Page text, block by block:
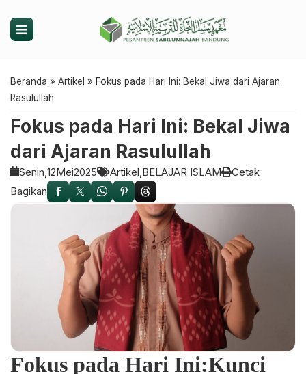
Beranda » Artikel » Fokus pada Hari Ini: Bekal Jiwa dari Ajaran
Rasulullah
Fokus pada Hari Ini: Bekal Jiwa
dari Ajaran Rasulullah
Senin, 12Mei2025 Artikel BELAJAR ISLAM
Cetak
Bagikan
Fokus pada Hari Ini:Kunci